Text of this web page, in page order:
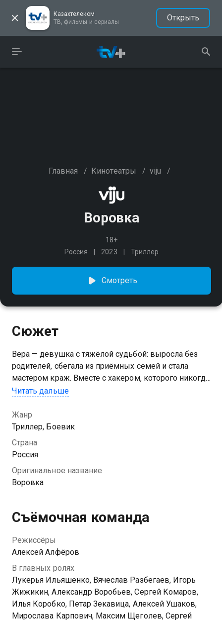
Казахтелеком
ТВ, фильмы и сериалы
Открыть
Главная / Кинотеатры / viju /
Воровка
18+
Россия
2023 Триллер
Смотреть
Сюжет
Вера — девушка с тяжёлой судьбой: выросла без
родителей, сбегала из приёмных семей и стала
мастером краж. Вместе с хакером, которого никогда
не видела, она совершает рискованные операции
ищет отца, пропавшего в нулевые. Почти
отчаявшись, она на одном из ограблений находит
след отца и узнаёт страшные тайны его прошлого.
Поглощённая расследованием, Вера не замечает,
Читать дальше
Жанр
Триллер, Боевик
Страна
Россия
Оригинальное название
Воровка
Съёмочная команда
Режиссёры
Алексей Алфёров
В главных ролях
Лукерья Ильяшенко, Вячеслав Разбегаев, Игорь
Жижикин, Александр Воробьев, Сергей Комаров,
Илья Коробко, Петар Зекавица, Алексей Ушаков,
Мирослава Карпович, Максим Щеголев, Сергей